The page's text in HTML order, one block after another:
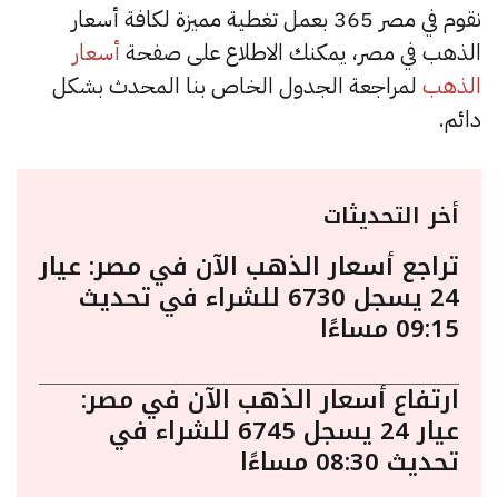
نقوم في مصر 365 بعمل تغطية مميزة لكافة أسعار
الذهب في مصر، يمكنك الاطلاع على صفحة أسعار
الذهب لمراجعة الجدول الخاص بنا المحدث بشكل
دائم.
أخر التحديثات
تراجع أسعار الذهب الآن في مصر: عيار
24 يسجل 6730 للشراء في تحديث
09:15 مساءًا
ارتفاع أسعار الذهب الآن في مصر:
عيار 24 يسجل 6745 للشراء في
تحديث 08:30 مساءًا